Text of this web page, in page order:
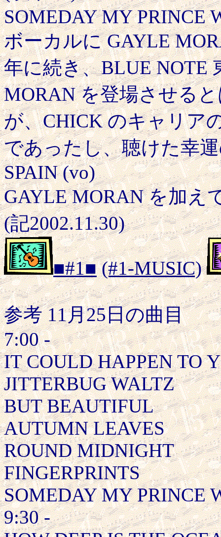
SOMEDAY MY PRINCE
ボーカルに GAYLE
年に続き、BLUE NOTE
MORAN を登場させる
が、CHICK のキャリア
であったし、聴けた幸
SPAIN (vo)
GAYLE MORAN を加え
(記2002.11.30)
■#1■ (#1-MUSIC)
参考 11月25日の曲目
7:00 -
IT COULD HAPPEN TO
JITTERBUG WALTZ
BUT BEAUTIFUL
AUTUMN LEAVES
ROUND MIDNIGHT
FINGERPRINTS
SOMEDAY MY PRINCE
9:30 -